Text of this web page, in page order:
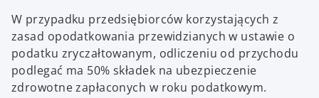
W przypadku przedsiębiorców korzystających z
zasad opodatkowania przewidzianych w ustawie o
podatku zryczałtowanym, odliczeniu od przychodu
podlegać ma 50% składek na ubezpieczenie
zdrowotne zapłaconych w roku podatkowym.